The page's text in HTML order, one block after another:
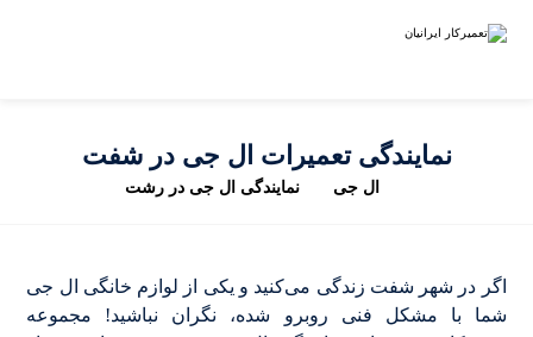
نمایندگی تعمیرات ال جی در شفت
ال جی نمایندگی ال جی در رشت
اگر در شهر شفت زندگی می‌کنید و یکی از لوازم خانگی ال جی
شما با مشکل فنی روبرو شده، نگران نباشید! مجموعه